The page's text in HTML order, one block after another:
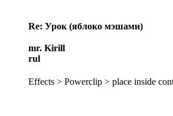
Re: Урок (яблоко мэшами)
mr. Kirill
rul
Effects > Powerclip > place inside